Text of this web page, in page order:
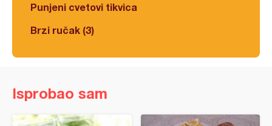
Punjeni cvetovi tikvica
Brzi ručak (3)
Isprobao sam